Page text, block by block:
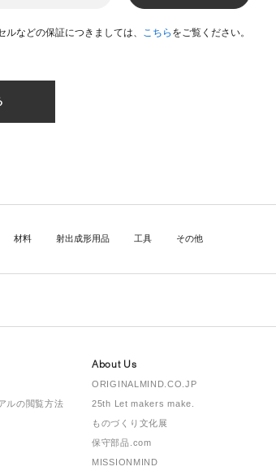
ルなどの保証につきましては、 こちら をご覧ください。
材料 射出成形用品 工具 その他
ルの閲覧方法
About Us
ORIGINALMIND.CO.JP
25th Let makers make.
ものづくり文化展
保守部品.com
MISSIONMIND